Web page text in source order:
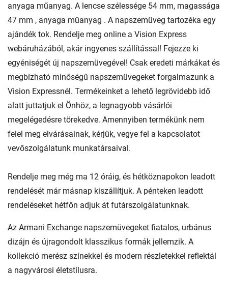
anyaga műanyag. A lencse szélessége 54 mm, magassága
47 mm , anyaga műanyag . A napszemüveg tartozéka egy
ajándék tok. Rendelje meg online a Vision Express
webáruházából, akár ingyenes szállítással! Fejezze ki
egyéniségét új napszemüvegével! Csak eredeti márkákat és
megbízható minőségű napszemüvegeket forgalmazunk a
Vision Expressnél. Termékeinket a lehető legrövidebb idő
alatt juttatjuk el Önhöz, a legnagyobb vásárlói
megelégedésre törekedve. Amennyiben termékünk nem
felel meg elvárásainak, kérjük, vegye fel a kapcsolatot
vevőszolgálatunk munkatársaival.
Rendelje meg még ma 12 óráig, és hétköznapokon leadott
rendelését már másnap kiszállítjuk. A pénteken leadott
rendeléseket hétfőn adjuk át futárszolgálatunknak.
Az Armani Exchange napszemüvegeket fiatalos, urbánus
dizájn és újragondolt klasszikus formák jellemzik. A
kollekció merész színekkel és modern részletekkel reflektál
a nagyvárosi életstílusra.